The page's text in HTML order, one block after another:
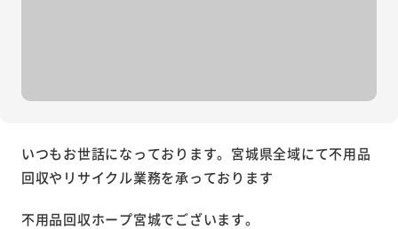
いつもお世話になっております。宮城県全域にて不用品
回収やリサイクル業務を承っております
不用品回収ホープ宮城でございます。